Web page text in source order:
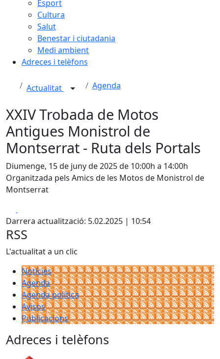
Esport
Cultura
Salut
Benestar i ciutadania
Medi ambient
Adreces i telèfons
Actualitat Agenda
XXIV Trobada de Motos
Antigues Monistrol de
Montserrat - Ruta dels Portals
Diumenge, 15 de juny de 2025 de 10:00h a 14:00h
Organitzada pels Amics de les Motos de Monistrol de
Montserrat
Darrera actualització: 5.02.2025 | 10:54
RSS
L'actualitat a un clic
Notícies
Agenda
Agenda política
Avisos
Publicacions
Adreces i telèfons